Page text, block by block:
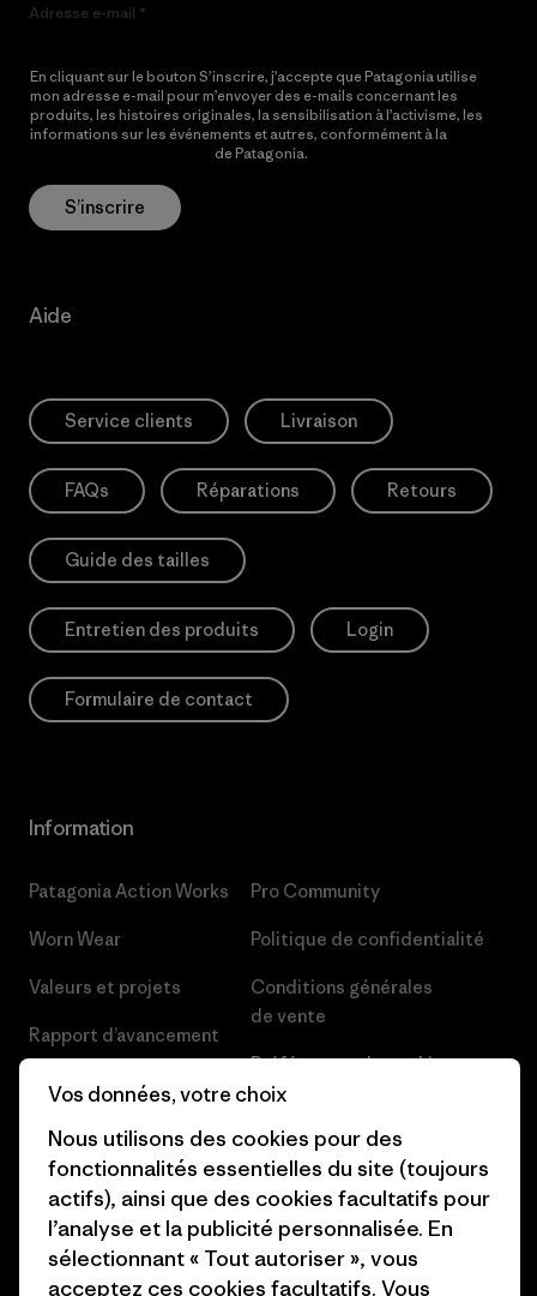
Adresse e-mail
En cliquant sur le bouton S’inscrire, j’accepte que Patagonia utilise
mon adresse e-mail pour m’envoyer des e-mails concernant les
produits, les histoires originales, la sensibilisation à l’activisme, les
informations sur les événements et autres, conformément à la
de Patagonia.
S’inscrire
Aide
Service clients Livraison
FAQs Réparations Retours
Guide des tailles
Entretien des produits Login
Formulaire de contact
Information
Patagonia Action Works
Worn Wear
Valeurs et projets
Rapport d’avancement
Business Unusual
Objectifs climatiques
1% For The Planet
Comment nous finançons
Pro Community
Politique de confidentialité
Conditions générales
de vente
Préférences de cookie
Presse et media
Industry program
Programme d’affiliation
Vos données, votre choix
Nous utilisons des cookies pour des
fonctionnalités essentielles du site (toujours
actifs), ainsi que des cookies facultatifs pour
l’analyse et la publicité personnalisée. En
sélectionnant « Tout autoriser », vous
acceptez ces cookies facultatifs. Vous